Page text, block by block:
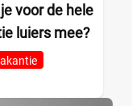
voor de hele
luiers mee?